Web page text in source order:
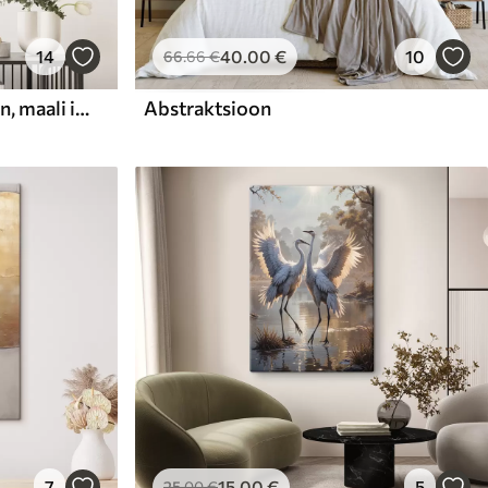
14
Abstraktne kompositsioon, maali imitatsioon
66.66€40.00€ 10
Abstraktsioon